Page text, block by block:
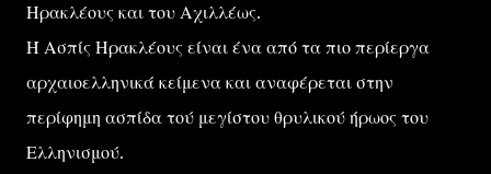
Ηρακλέους και του Αχιλλέως.
Ή Ασπίς Ηρακλέους είναι ένα από τα πιο περίεργα
αρχαιοελληνικά κείμενα και αναφέρεται στην
περίφημη ασπίδα τού μεγίστου θρυλικού ήρωος του
Ελληνισμού.